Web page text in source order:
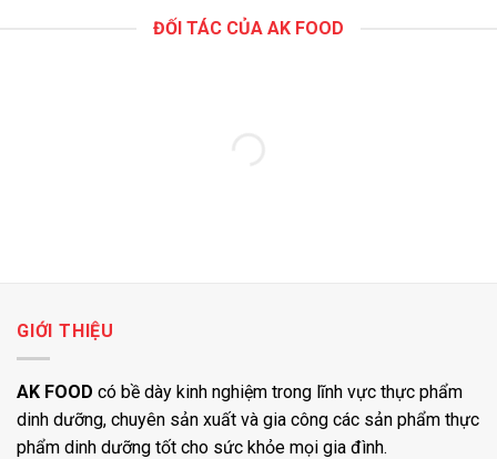
ĐỐI TÁC CỦA AK FOOD
GIỚI THIỆU
AK FOOD có bề dày kinh nghiệm trong lĩnh vực thực phẩm
dinh dưỡng, chuyên sản xuất và gia công các sản phẩm thực
phẩm dinh dưỡng tốt cho sức khỏe mọi gia đình.